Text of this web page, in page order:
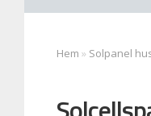
Hem » Solpanel